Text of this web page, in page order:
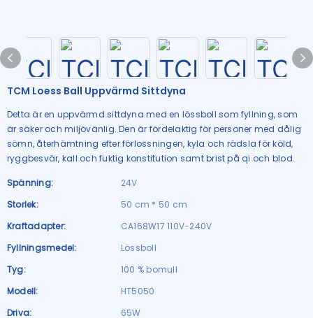
TCM Loess Ball Uppvärmd Sittdyna
Detta är en uppvärmd sittdyna med en lössboll som fyllning, som
är säker och miljövänlig. Den är fördelaktig för personer med dålig
sömn, återhämtning efter förlossningen, kyla och rädsla för köld,
ryggbesvär, kall och fuktig konstitution samt brist på qi och blod.
Spänning:
24V
Storlek:
50 cm * 50 cm
Kraftadapter:
CA168W17 110V-240V
Fyllningsmedel:
Lössboll
Tyg:
100 % bomull
Modell:
HT5050
Driva:
65W